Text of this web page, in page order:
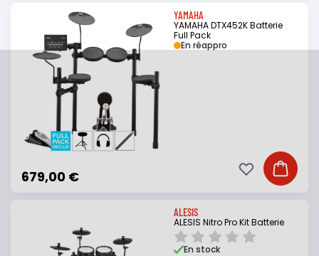
YAMAHA
YAMAHA DTX452K Batterie
Full Pack
679,00 €
En réappro
Ajouter
Ajouter à ma
ALESIS
ALESIS Nitro Pro Kit Batterie
En stock